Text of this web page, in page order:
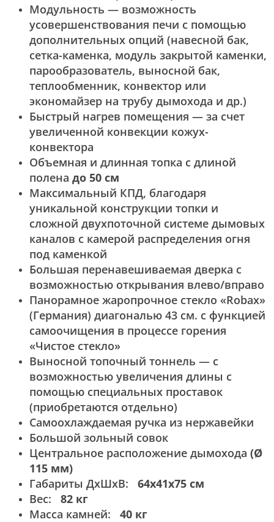
Модульность — возможность
усовершенствования печи с помощью
дополнительных опций (навесной бак,
сетка-каменка, модуль закрытой каменки,
парообразователь, выносной бак,
теплообменник, конвектор или
экономайзер на трубу дымохода и др.)
Быстрый нагрев помещения — за счет
увеличенной конвекции кожух-
конвектора
Объемная и длинная топка с длиной
полена до 50 см
Максимальный КПД, благодаря
уникальной конструкции топки и
сложной двухпоточной системе дымовых
каналов с камерой распределения огня
под каменкой
Большая перенавешиваемая дверка с
возможностью открывания влево/вправо
Панорамное жаропрочное стекло «Robax»
(Германия) диагональю 43 см. с функцией
самоочищения в процессе горения
«Чистое стекло»
Выносной топочный тоннель — с
возможностью увеличения длины с
помощью специальных проставок
(приобретаются отдельно)
Самоохлаждаемая ручка из нержавейки
Большой зольный совок
Центральное расположение дымохода (Ø
115 мм)
Габариты ДхШхВ: 64х41х75 см
Вес: 82 кг
Масса камней: 40 кг